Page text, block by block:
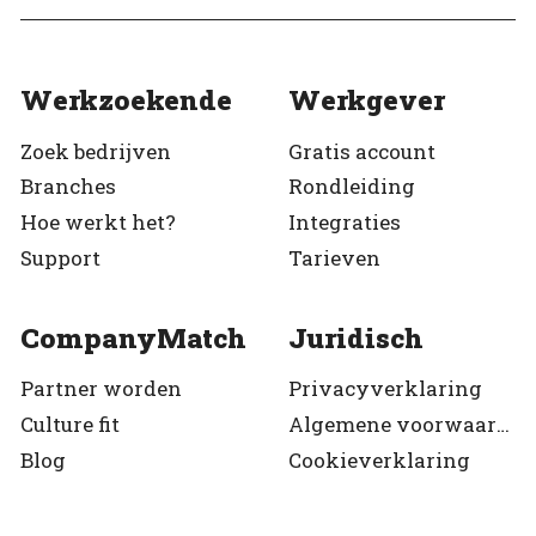
Werkzoekende
Zoek bedrijven
Branches
Hoe werkt het?
Support
Werkgever
Gratis account
Rondleiding
Integraties
Tarieven
CompanyMatch
Partner worden
Culture fit
Blog
Juridisch
Privacyverklaring
Algemene voorwaarden
Cookieverklaring